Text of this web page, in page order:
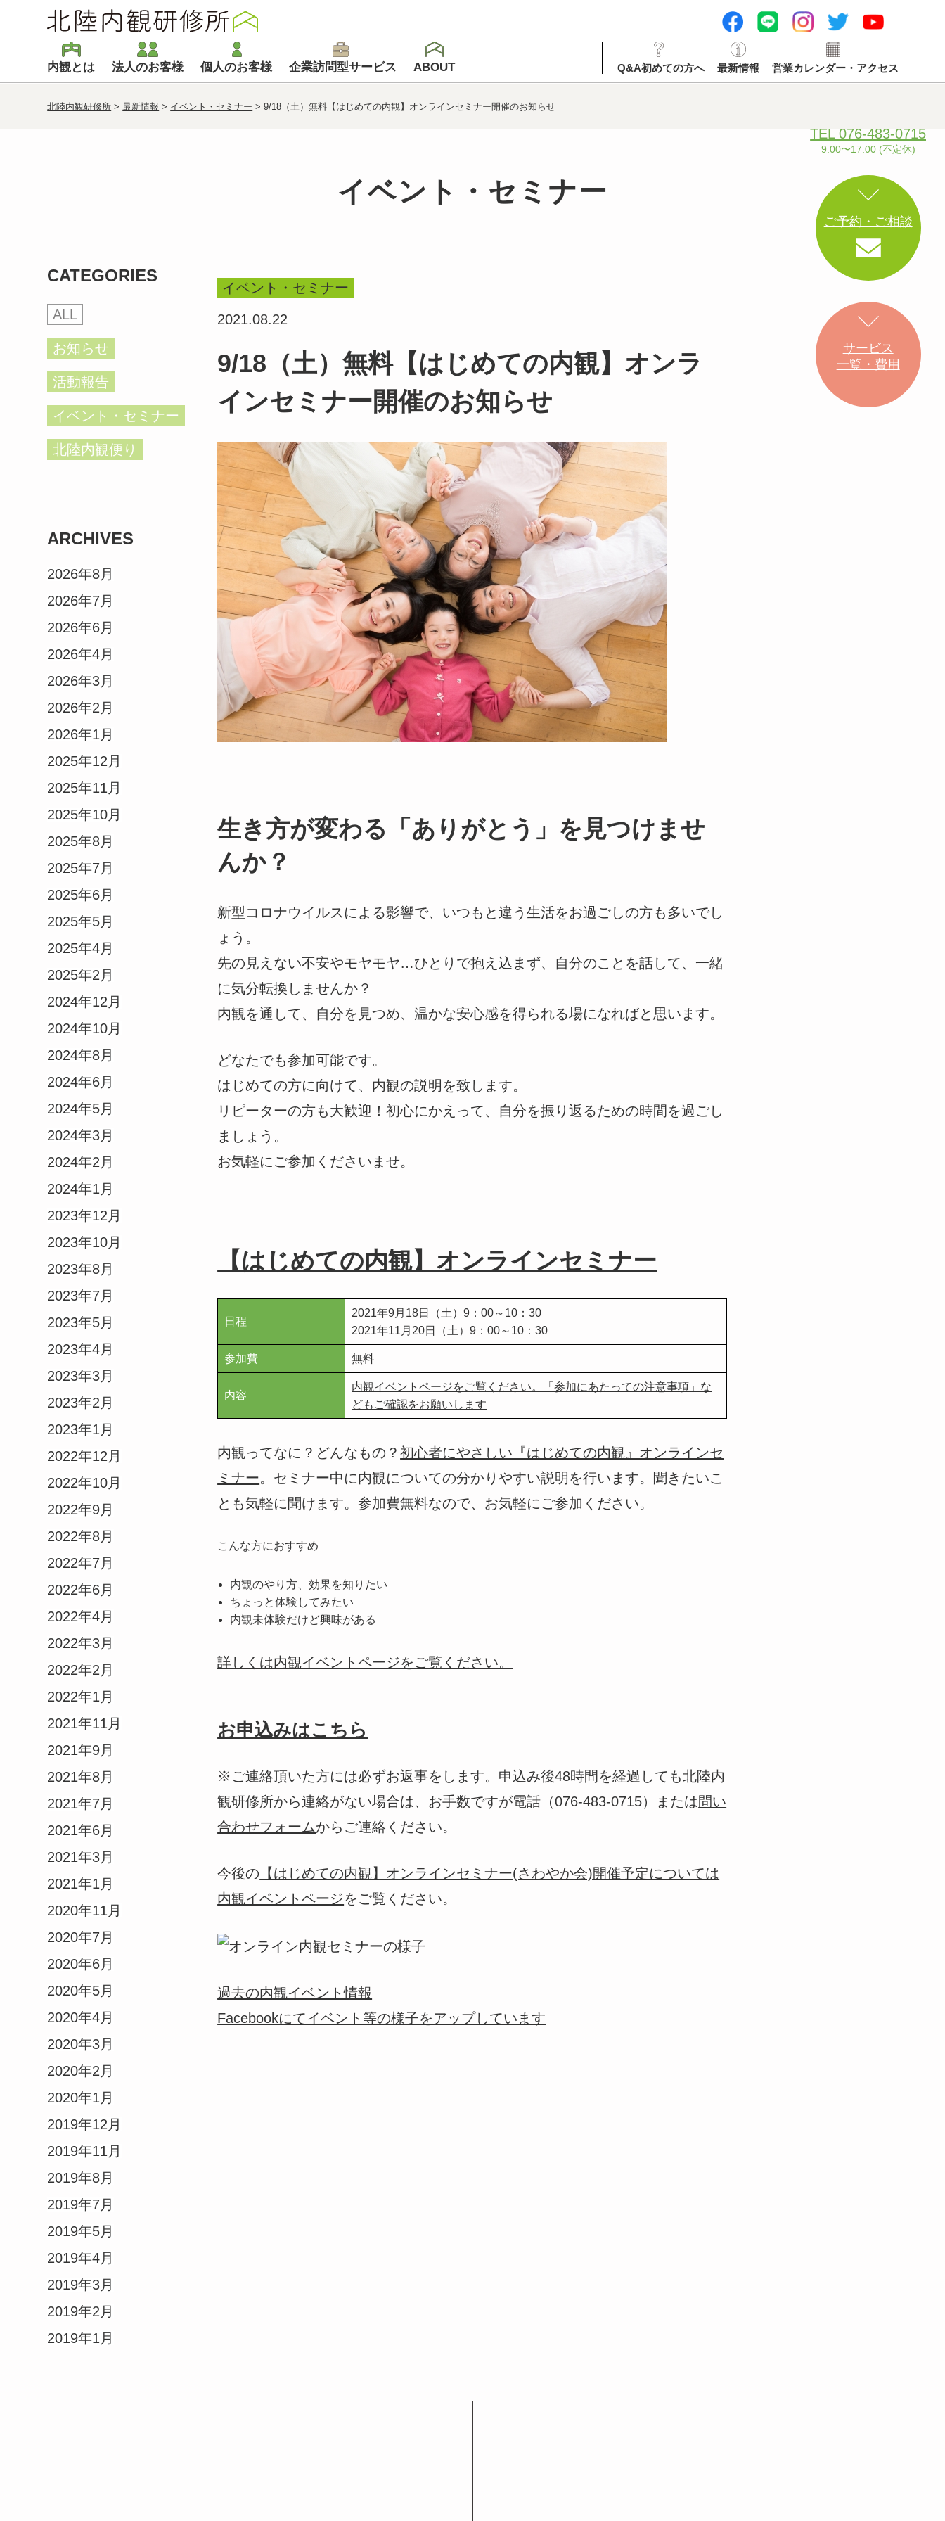
内観とは 法人のお客様 個人のお客様 企業訪問型サービス ABOUT Q&A初めての方へ 最新情報 営業カレンダー・アクセス
北陸内観研修所 >最新情報 > イベント・セミナー >9/18（土）無料【はじめての内観】オンラインセミナー開催のお知らせ
イベント・セミナー
CATEGORIES
ALL
お知らせ
活動報告
イベント・セミナー
北陸内観便り
ARCHIVES
2026年8月
2026年7月
2026年6月
2026年4月
2026年3月
2026年2月
2026年1月
2025年12月
2025年11月
2025年10月
2025年8月
2025年7月
2025年6月
2025年5月
2025年4月
2025年2月
2024年12月
2024年10月
2024年8月
2024年6月
2024年5月
2024年3月
2024年2月
2024年1月
2023年12月
2023年10月
2023年8月
2023年7月
2023年5月
2023年4月
2023年3月
2023年2月
2023年1月
2022年12月
2022年10月
2022年9月
2022年8月
2022年7月
2022年6月
2022年4月
2022年3月
2022年2月
2022年1月
2021年11月
2021年9月
2021年8月
2021年7月
2021年6月
2021年3月
2021年1月
2020年11月
2020年7月
2020年6月
2020年5月
2020年4月
2020年3月
2020年2月
2020年1月
2019年12月
2019年11月
2019年8月
2019年7月
2019年5月
2019年4月
2019年3月
2019年2月
2019年1月
イベント・セミナー
2021.08.22
9/18（土）無料【はじめての内観】オンラ
インセミナー開催のお知らせ
生き方が変わる「ありがとう」を見つけませ
んか？
新型コロナウイルスによる影響で、いつもと違う生活をお過ごしの方も多いでし
ょう。
先の見えない不安やモヤモヤ…ひとりで抱え込まず、自分のことを話して、一緒
に気分転換しませんか？
内観を通して、自分を見つめ、温かな安心感を得られる場になればと思います。
どなたでも参加可能です。
はじめての方に向けて、内観の説明を致します。
リピーターの方も大歓迎！初心にかえって、自分を振り返るための時間を過ごし
ましょう。
お気軽にご参加くださいませ。
【はじめての内観】オンラインセミナー
日程
2021年9月18日（土）9：00～10：30
2021年11月20日（土）9：00～10：30
参加費 無料
内容
内観イベントページをご覧ください。「参加にあたっての注意事項」な
どもご確認をお願いします
内観ってなに？どんなもの？初心者にやさしい『はじめての内観』オンラインセ
ミナー。セミナー中に内観についての分かりやすい説明を行います。聞きたいこ
とも気軽に聞けます。参加費無料なので、お気軽にご参加ください。
こんな方におすすめ
内観のやり方、効果を知りたい
ちょっと体験してみたい
内観未体験だけど興味がある
詳しくは内観イベントページをご覧ください。
お申込みはこちら
※ご連絡頂いた方には必ずお返事をします。申込み後48時間を経過しても北陸内
観研修所から連絡がない場合は、お手数ですが電話（076-483-0715）または問い
合わせフォームからご連絡ください。
今後の 【はじめての内観】オンラインセミナー(さわやか会)開催予定については
内観イベントページをご覧ください。
過去の内観イベント情報
Facebookにてイベント等の様子をアップしています
TEL 076-483-0715
9:00〜17:00 (不定休)
ご予約・ご相談
サービス
一覧・費用